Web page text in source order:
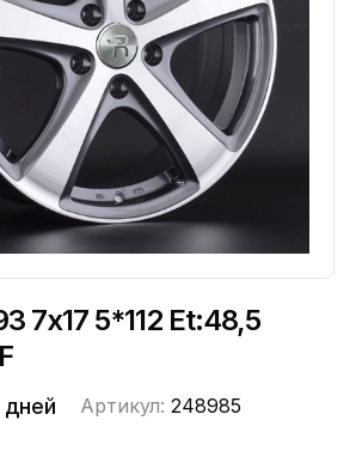
7x17 5*112 Et:48,5
дней Артикул: 248985